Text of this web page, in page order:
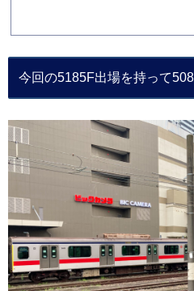
今回の5185F出場を持って